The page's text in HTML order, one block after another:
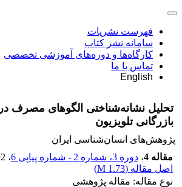
فهرست نشریات
سامانه نشر کتاب
کارگاه‌ها و دوره‌های آموزشی تخصصی
تماس با ما
English
تحلیل نشانه‌شناختی الگوهای مصرف
بازرگانی تلویزیون
پژوهش‌های انسان‌شناسی ایران
مقاله 4
، دوره 3، شماره 2 - شماره پیاپی 6 ، 1392
اصل مقاله (1.73 M
)
نوع مقاله: مقاله پژوهشی